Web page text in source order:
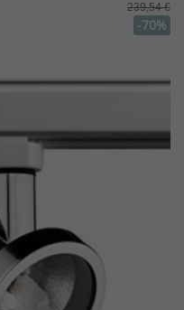
239,54 €
-70%